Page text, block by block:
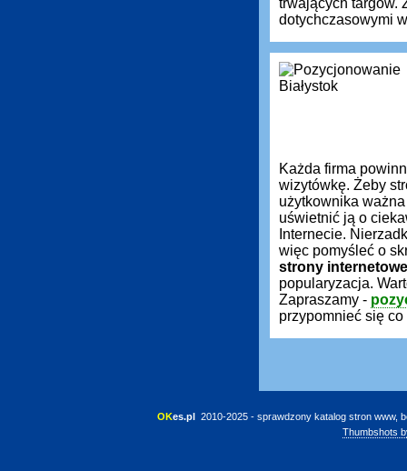
trwających targów.
dotychczasowymi
Każda firma
wizytówkę. Żeby
użytkownika
uświetnić ją o
Internecie.
więc pomyśleć o
strony internetowe
popularyzacja.
Zapraszamy -
przypomnieć się
OKes.pl 2010-2025 - sprawdzony katalog stron www,
Thumbshots